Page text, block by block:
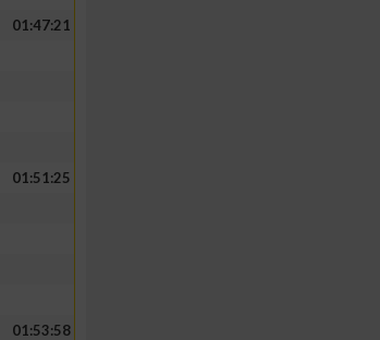
01:47:21
01:51:25
01:53:58